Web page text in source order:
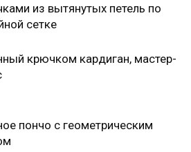
из вытянутых петель по
сетке
крючком кардиган, мастер-
пончо с геометрическим